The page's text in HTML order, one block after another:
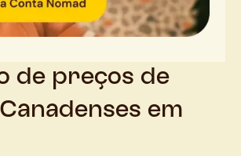
de preços de
em